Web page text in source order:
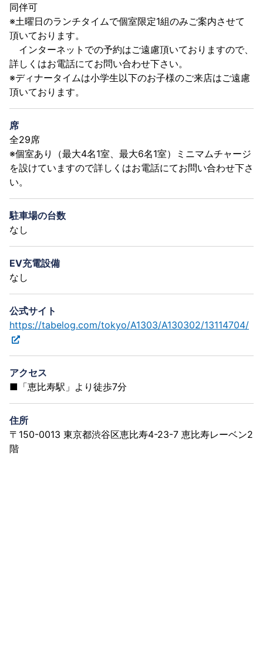
同伴可
※土曜日のランチタイムで個室限定1組のみご案内させて
頂いております。
インターネットでの予約はご遠慮頂いておりますので、
詳しくはお電話にてお問い合わせ下さい。
※ディナータイムは小学生以下のお子様のご来店はご遠慮
頂いております。
席
全29席
※個室あり（最大4名1室、最大6名1室）ミニマムチャージ
を設けていますので詳しくはお電話にてお問い合わせ下さ
い。
駐車場の台数
なし
EV充電設備
なし
公式サイト
https://tabelog.com/tokyo/A1303/A130302/13114704/
アクセス
■「恵比寿駅」より徒歩7分
住所
〒150-0013 東京都渋谷区恵比寿4-23-7 恵比寿レーベン2
階